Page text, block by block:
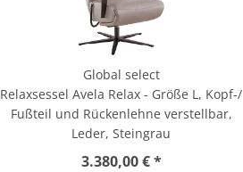
Global select
Relaxsessel Avela Relax - Größe L, Kopf-/
Fußteil und Rückenlehne verstellbar,
Leder, Steingrau
3.380,00 € *